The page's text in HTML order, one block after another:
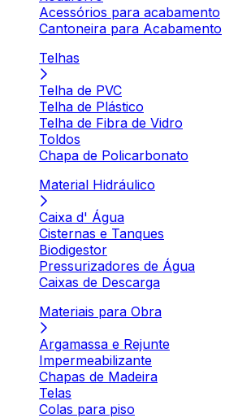
Acessórios para acabamento
Cantoneira para Acabamento
Telhas
Telha de PVC
Telha de Plástico
Telha de Fibra de Vidro
Toldos
Chapa de Policarbonato
Material Hidráulico
Caixa d' Água
Cisternas e Tanques
Biodigestor
Pressurizadores de Água
Caixas de Descarga
Materiais para Obra
Argamassa e Rejunte
Impermeabilizante
Chapas de Madeira
Telas
Colas para piso